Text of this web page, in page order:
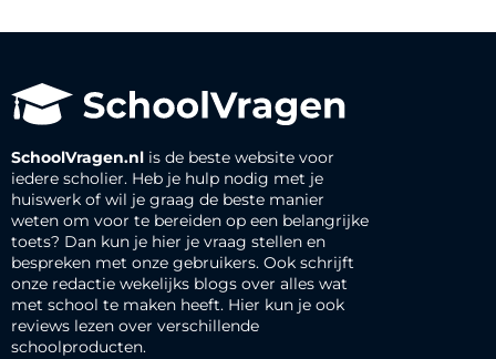
SchoolVragen.nl is de beste website voor
iedere scholier. Heb je hulp nodig met je
huiswerk of wil je graag de beste manier
weten om voor te bereiden op een belangrijke
toets? Dan kun je hier je vraag stellen en
bespreken met onze gebruikers. Ook schrijft
onze redactie wekelijks blogs over alles wat
met school te maken heeft. Hier kun je ook
reviews lezen over verschillende
schoolproducten.